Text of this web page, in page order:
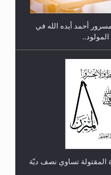
أحمد أيده الله في
المقتولة تساوي نصف ديّة